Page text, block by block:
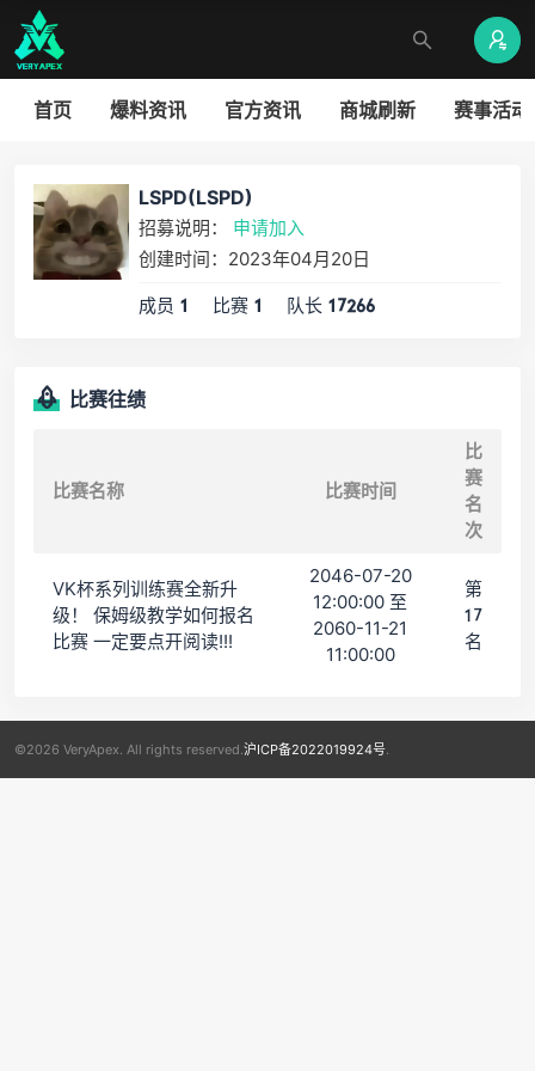
首页 爆料资讯 官方资讯 商城刷新 赛事活动
LSPD(LSPD)
招募说明： 申请加入
创建时间：2023年04月20日
成员 1 比赛 1 队长 17266
比赛往绩
比赛名称 比赛时间
比
赛
名
次
VK杯系列训练赛全新升
级！ 保姆级教学如何报名
比赛 一定要点开阅读!!!
2046-07-20
12:00:00 至
2060-11-21
11:00:00
第
17
名
©2026 VeryApex. All rights reserved. 沪ICP备2022019924号